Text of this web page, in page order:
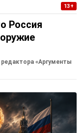
13+
Россия
«Аргументы